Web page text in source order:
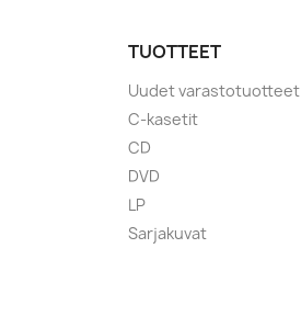
TUOTTEET
Uudet varastotuotteet
C-kasetit
CD
DVD
LP
Sarjakuvat